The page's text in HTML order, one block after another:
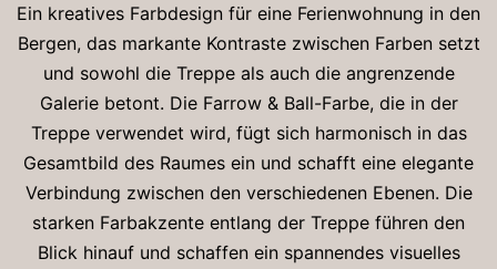
Ein kreatives Farbdesign für eine Ferienwohnung in den
Bergen, das markante Kontraste zwischen Farben setzt
und sowohl die Treppe als auch die angrenzende
Galerie betont. Die Farrow & Ball-Farbe, die in der
Treppe verwendet wird, fügt sich harmonisch in das
Gesamtbild des Raumes ein und schafft eine elegante
Verbindung zwischen den verschiedenen Ebenen. Die
starken Farbakzente entlang der Treppe führen den
Blick hinauf und schaffen ein spannendes visuelles